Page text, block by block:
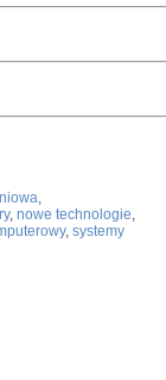
,
, nowe technologie,
, systemy